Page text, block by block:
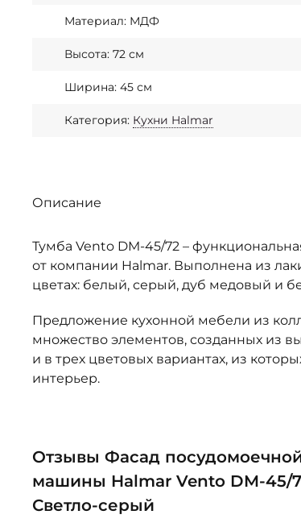
Материал: МДФ
Высота: 72 см
Ширина: 45 см
Категория: Кухни Halmar
Описание
Тумба Vento DM-45/72 –
от компании Halmar. Выполнена из
цветах: белый, серый, дуб медовый и
Предложение кухонной мебели из
множество элементов, созданных из
и в трех цветовых вариантах, из
интерьер.
Отзывы Фасад
машины Halmar Vento DM-45/
Светло-серый